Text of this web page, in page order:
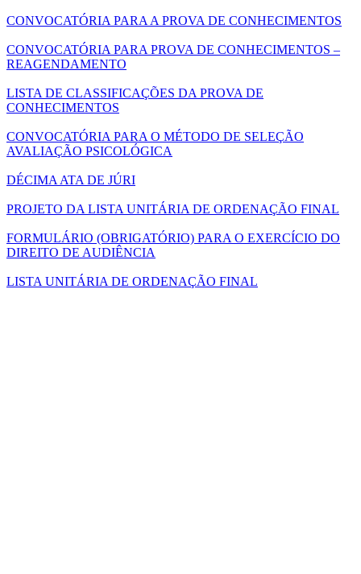
CONVOCATÓRIA PARA A PROVA DE CONHECIMENTOS
CONVOCATÓRIA PARA PROVA DE CONHECIMENTOS –
REAGENDAMENTO
LISTA DE CLASSIFICAÇÕES DA PROVA DE
CONHECIMENTOS
CONVOCATÓRIA PARA O MÉTODO DE SELEÇÃO
AVALIAÇÃO PSICOLÓGICA
DÉCIMA ATA DE JÚRI
PROJETO DA LISTA UNITÁRIA DE ORDENAÇÃO FINAL
FORMULÁRIO (OBRIGATÓRIO) PARA O EXERCÍCIO DO
DIREITO DE AUDIÊNCIA
LISTA UNITÁRIA DE ORDENAÇÃO FINAL